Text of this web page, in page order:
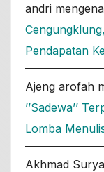
andri
Pendapatan
Ajeng arofah
’’Sadewa’’
Lomba
Akhmad